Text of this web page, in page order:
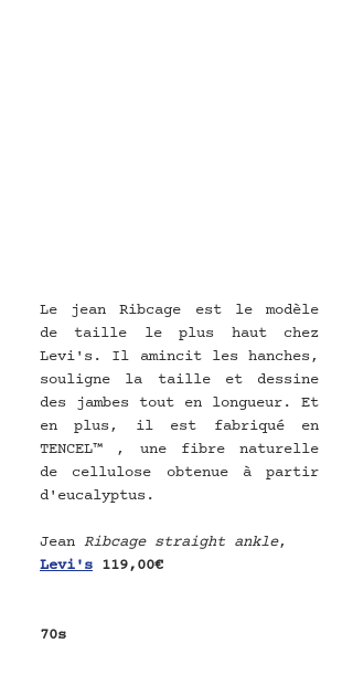
Le jean Ribcage est le modèle
de taille le plus haut chez
Levi's. Il amincit les hanches,
souligne la taille et dessine
des jambes tout en longueur. Et
en plus, il est fabriqué en
TENCEL™ , une fibre naturelle
de cellulose obtenue à partir
d'eucalyptus.
Jean Ribcage straight ankle,
Levi's 119,00€
70s